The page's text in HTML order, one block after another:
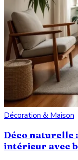
Décoration & Maison
Déco naturelle
intérieur avec